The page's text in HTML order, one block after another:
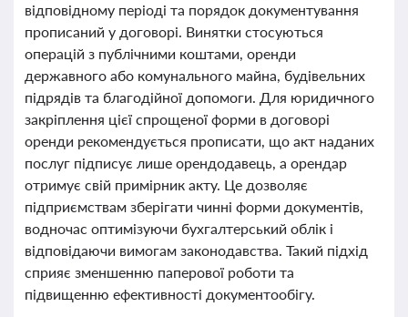
відповідному періоді та порядок документування
прописаний у договорі. Винятки стосуються
операцій з публічними коштами, оренди
державного або комунального майна, будівельних
підрядів та благодійної допомоги. Для юридичного
закріплення цієї спрощеної форми в договорі
оренди рекомендується прописати, що акт наданих
послуг підписує лише орендодавець, а орендар
отримує свій примірник акту. Це дозволяє
підприємствам зберігати чинні форми документів,
водночас оптимізуючи бухгалтерський облік і
відповідаючи вимогам законодавства. Такий підхід
сприяє зменшенню паперової роботи та
підвищенню ефективності документообігу.